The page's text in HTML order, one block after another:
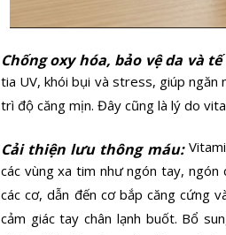
Chống oxy hóa, bảo vệ da và
tia UV, khói bụi và stress, giúp ngăn
trì độ căng mịn. Đây cũng là lý do
Cải thiện lưu thông máu:
các vùng xa tim như ngón tay,
các cơ, dẫn đến cơ bắp căng cứng
cảm giác tay chân lạnh buốt. Bổ